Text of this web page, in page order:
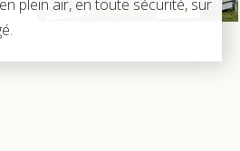
plein air, en toute sécurité, sur